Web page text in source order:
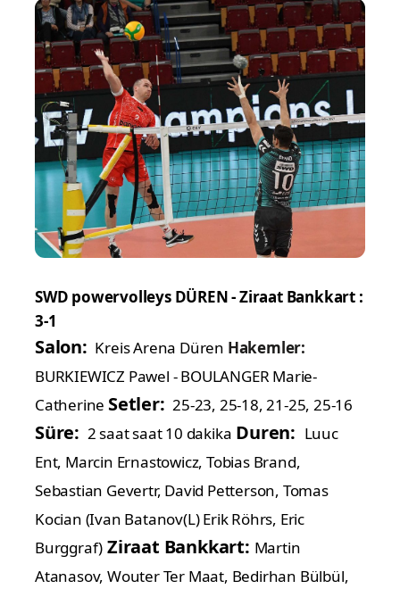
SWD powervolleys DÜREN - Ziraat Bankkart :
3-1
Salon: Kreis Arena Düren Hakemler:
BURKIEWICZ Pawel -BOULANGER Marie-
Catherine Setler: 25-23, 25-18, 21-25, 25-16
Süre: 2 saat saat 10 dakika Duren: Luuc
Ent, Marcin Ernastowicz, Tobias Brand,
Sebastian Gevertr, David Petterson, Tomas
Kocian (Ivan Batanov(L) Erik Röhrs, Eric
Burggraf) Ziraat Bankkart: Martin
Atanasov, Wouter Ter Maat, Bedirhan Bülbül,